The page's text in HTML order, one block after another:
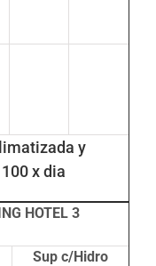
y
x dia
HOTEL 3
Sup c/Hidro